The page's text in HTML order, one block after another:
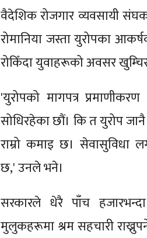
वैदेशिक रोजगार व्यवसायी
रोमानिया जस्ता युरोपका
रोकिँदा युवाहरूको अवसर
'युरोपको मागपत्र
सोधिरहेका छौं। कि त युरोप
राम्रो कमाइ छ। सेवासुविधा
छ,' उनले भने।
सरकारले धेरै पाँच
मुलुकहरूमा श्रम सहचारी